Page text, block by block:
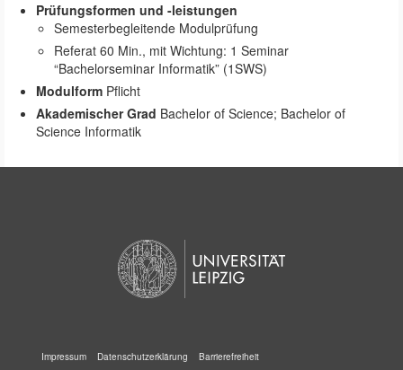
Prüfungsformen und -leistungen
Semesterbegleitende Modulprüfung
Referat 60 Min., mit Wichtung: 1 Seminar
“Bachelorseminar Informatik” (1SWS)
Modulform Pflicht
Akademischer Grad Bachelor of Science; Bachelor of
Science Informatik
Impressum Datenschutzerklärung Barrierefreiheit